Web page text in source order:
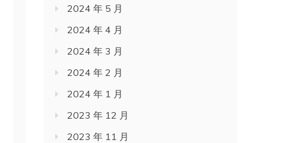
2024 年 5 月
2024 年 4 月
2024 年 3 月
2024 年 2 月
2024 年 1 月
2023 年 12 月
2023 年 11 月